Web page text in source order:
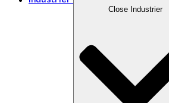
Close Industrier